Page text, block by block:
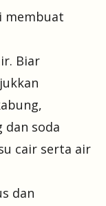
membuat
Biar
dan soda
cair serta air
dan